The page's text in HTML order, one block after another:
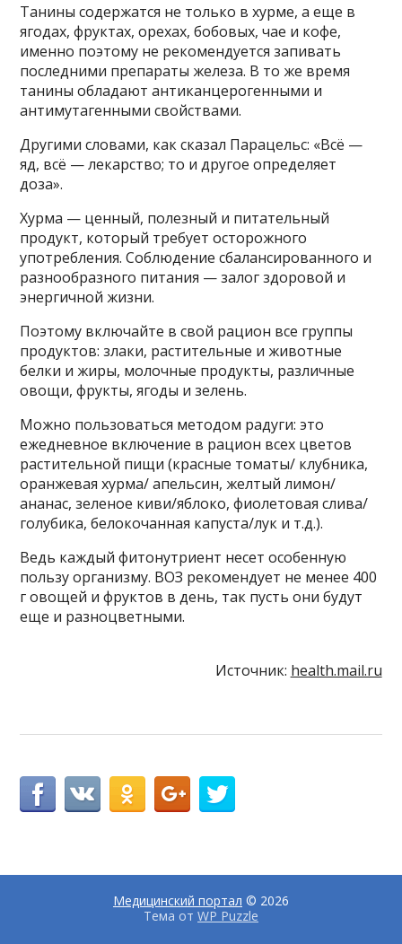
Танины содержатся не только в хурме, а еще в
ягодах, фруктах, орехах, бобовых, чае и кофе,
именно поэтому не рекомендуется запивать
последними препараты железа. В то же время
танины обладают антиканцерогенными и
антимутагенными свойствами.
Другими словами, как сказал Парацельс: «Всё —
яд, всё — лекарство; то и другое определяет
доза».
Хурма — ценный, полезный и питательный
продукт, который требует осторожного
употребления. Соблюдение сбалансированного и
разнообразного питания — залог здоровой и
энергичной жизни.
Поэтому включайте в свой рацион все группы
продуктов: злаки, растительные и животные
белки и жиры, молочные продукты, различные
овощи, фрукты, ягоды и зелень.
Можно пользоваться методом радуги: это
ежедневное включение в рацион всех цветов
растительной пищи (красные томаты/ клубника,
оранжевая хурма/ апельсин, желтый лимон/
ананас, зеленое киви/яблоко, фиолетовая слива/
голубика, белокочанная капуста/лук и т.д.).
Ведь каждый фитонутриент несет особенную
пользу организму. ВОЗ рекомендует не менее 400
г овощей и фруктов в день, так пусть они будут
еще и разноцветными.
Источник: health.mail.ru
Медицинский портал © 2026
Тема от WP Puzzle